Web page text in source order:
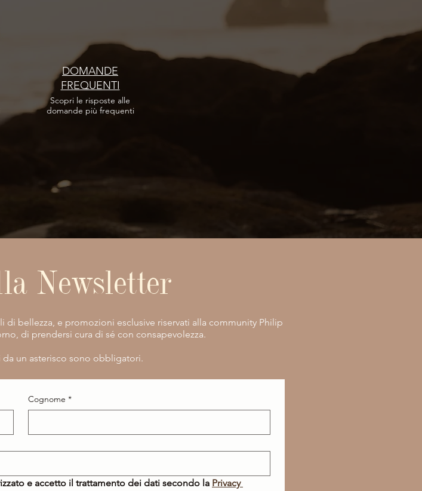
DOMANDE
FREQUENTI
Scopri le risposte alle
domande più frequenti
Newsletter
di bellezza, e promozioni esclusive riservati alla community Philip
di prendersi cura di sé con consapevolezza.
da un asterisco sono obbligatori.
Cognome *
e accetto il trattamento dei dati secondo la Privacy